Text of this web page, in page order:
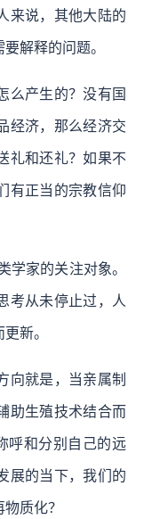
来说，其他大陆的
解释的问题。
么产生的？没有国
经济，那么经济交
礼和还礼？如果不
有正当的宗教信仰
学家的关注对象。
考从未停止过，人
新。
向就是，当亲属制
助生殖技术结合而
呼和分别自己的远
展的当下，我们的
质化？